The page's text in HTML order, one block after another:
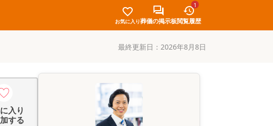
お気に入り葬儀の掲示板
1
閲覧履歴
最終更新日： 2026年8月8日
入り
する